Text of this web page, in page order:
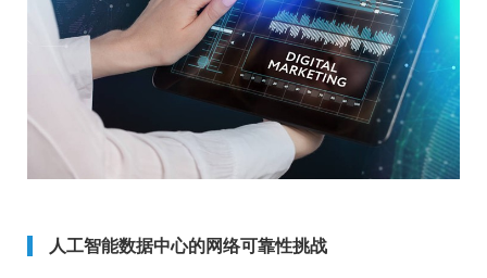
人工智能数据中心的网络可靠性挑战